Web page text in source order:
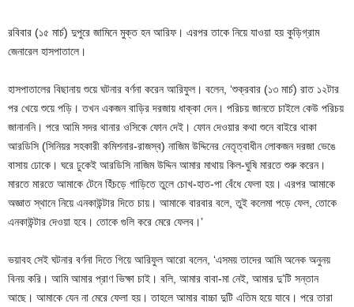
রবিবার (১৫ মার্চ) দুপুরে জামিনে মুক্ত হন আরিফ। এরপর তাকে নিয়ে যাওয়া হয় কুড়িগ্রাম
জেনারেল হাসপাতালে।
হাসপাতালের বিছানায় শুয়ে ঘটনার বর্ণনা করেন আরিফুল। বলেন, ‘শুক্রবার (১৩ মার্চ) রাত ১২টার
পর খেয়ে শুয়ে পড়ি। তখন একজন বাড়ির দরজায় ধাক্কা দেন। পরিচয় জানতে চাইলে কেউ পরিচয়
জানাননি। পরে আমি সদর থানার ওসিকে ফোন দেই। ফোন দেওয়ার কথা শুনে বাইরে থাকা
আরডিসি (সিনিয়র সহকারী কমিশনার-রাজস্ব) নাজিম উদ্দিনের নেতৃত্বাধীন লোকজন দরজা ভেঙে
বাসায় ঢোকে। ঘরে ঢুকেই আরডিসি নাজিম উদ্দিন আমার মাথায় কিল-ঘুষি মারতে শুরু করেন।
মারতে মারতে আমাকে টেনে হিঁচড়ে গাড়িতে তুলে চোখ-হাত-পা বেঁধে ফেলা হয়। এরপর আমাকে
অজ্ঞাত স্থানে নিয়ে এনকাউন্টার দিতে চায়। আমাকে বারবার বলে, তুই কলেমা পড়ে ফেল, তোকে
এনকাউন্টার দেওয়া হবে। তোকে গুলি করে মেরে ফেলব।’
ভয়াবহ সেই ঘটনার বর্ণনা দিতে গিয়ে আরিফুল আরো বলেন, ‘এসময় তাদের আমি অনেক অনুনয়
বিনয় করি। আমি আমার প্রাণ ভিক্ষা চাই। বলি, আমার বাবা-মা নেই, আমার দু’টি সন্তান
আছে। আমাকে যেন না মেরে ফেলা হয়। তাহলে আমার বাচ্চা দুটি এতিম হয়ে যাবে। পরে তারা